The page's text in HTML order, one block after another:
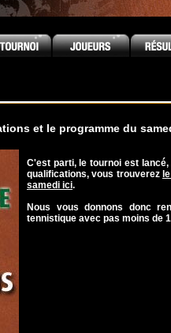
et le programme du
C'est parti, le tournoi est
qualifications, vous trouverez
samedi ici.
Nous vous donnons donc
tennistique avec pas moins de